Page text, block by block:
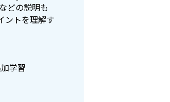
どの説明も
ントを理解す
学習